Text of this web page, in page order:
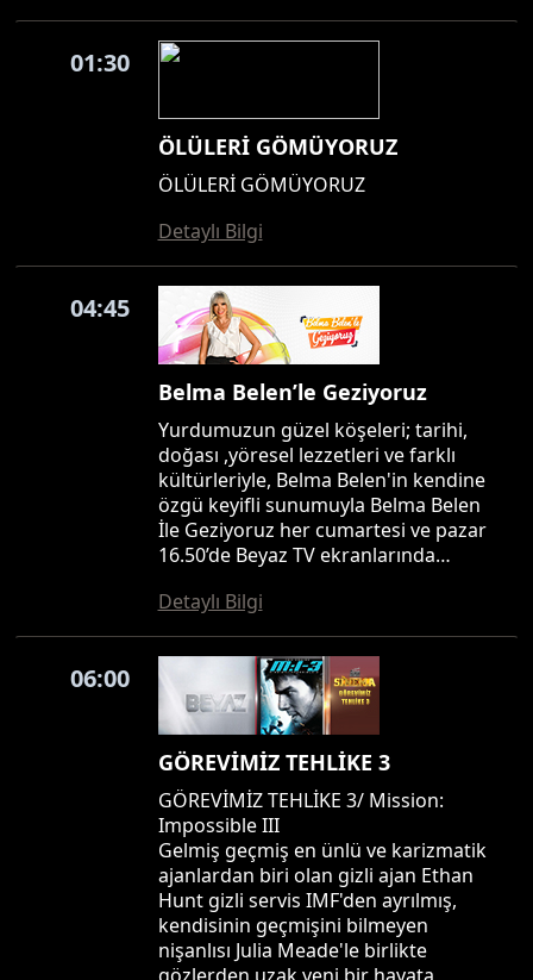
01:30
ÖLÜLERİ GÖMÜYORUZ
ÖLÜLERİ GÖMÜYORUZ
Detaylı Bilgi
04:45
Belma Belen’le Geziyoruz
Yurdumuzun güzel köşeleri; tarihi,
doğası ,yöresel lezzetleri ve farklı
kültürleriyle, Belma Belen'in kendine
özgü keyifli sunumuyla Belma Belen
İle Geziyoruz her cumartesi ve pazar
16.50’de Beyaz TV ekranlarında…
Detaylı Bilgi
06:00
GÖREVİMİZ TEHLİKE 3
GÖREVİMİZ TEHLİKE 3/ Mission:
Impossible III
Gelmiş geçmiş en ünlü ve karizmatik
ajanlardan biri olan gizli ajan Ethan
Hunt gizli servis IMF'den ayrılmış,
kendisinin geçmişini bilmeyen
nişanlısı Julia Meade'le birlikte